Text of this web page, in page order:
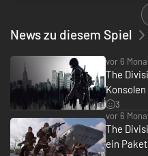
- TOM CLANCY'S THE DIVISION
- Tom Clancy's The Division
- Tom Clancy's The Division Last
- TOM CLANCY’S THE DIVISION
Probiere The Division jetzt gratis
Spiele 6 Stunden The Division mir
York vor einer Pandemie.
Die Tom Clancy's The Division Gold
Pass und ein exklusives
Der Season-Pass gewährt dir im
News zu diesem Spiel
vor 6
The
3
vor 6
The
ein